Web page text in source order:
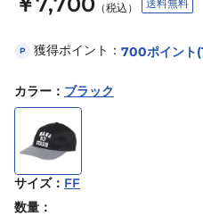
（税込） 送料無料
P 獲得ポイント： 700ポイント
カラー ： ブラック
サイズ： FF
数量：